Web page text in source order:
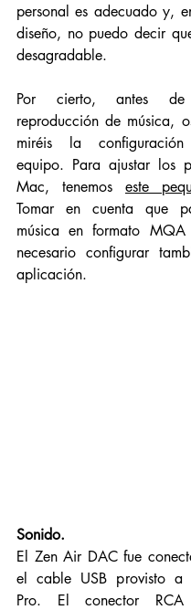
personal es adecuado y,
diseño, no puedo decir
desagradable.
Por cierto, antes
reproducción de música,
miréis la
equipo. Para ajustar los
Mac, tenemos este
Tomar en cuenta que
música en formato
necesario configurar
aplicación.
Sonido.
El Zen Air DAC fue
el cable USB provisto a
Pro. El conector